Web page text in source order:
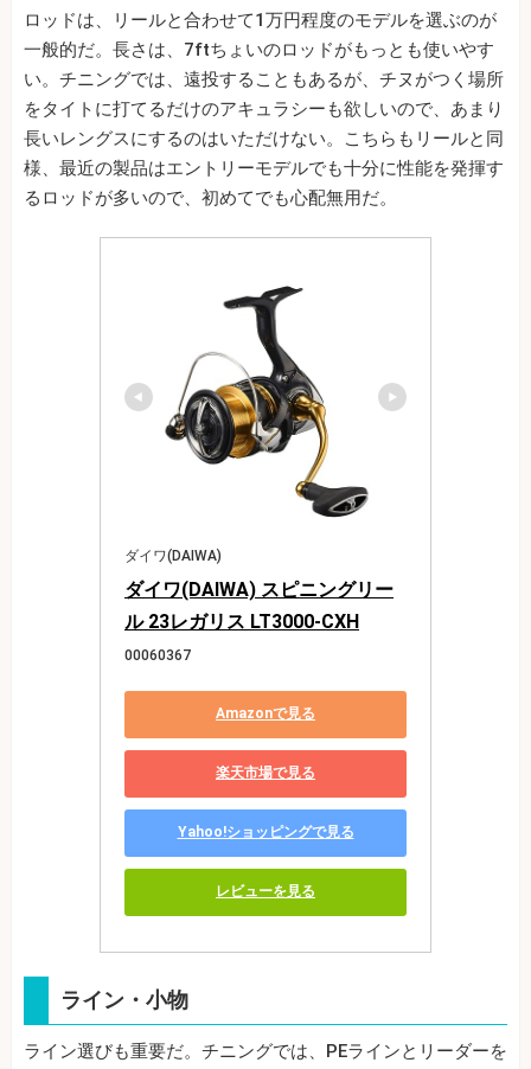
ロッドは、リールと合わせて1万円程度のモデルを選ぶのが
一般的だ。長さは、7ftちょいのロッドがもっとも使いやす
い。チニングでは、遠投することもあるが、チヌがつく場所
をタイトに打てるだけのアキュラシーも欲しいので、あまり
長いレングスにするのはいただけない。こちらもリールと同
様、最近の製品はエントリーモデルでも十分に性能を発揮す
るロッドが多いので、初めてでも心配無用だ。
ダイワ(DAIWA)
ダイワ(DAIWA) スピニングリー
ル 23レガリス LT3000-CXH
00060367
Amazonで見る
楽天市場で見る
Yahoo!ショッピングで見る
レビューを見る
ライン・小物
ライン選びも重要だ。チニングでは、PEラインとリーダーを